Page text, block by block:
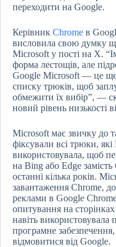
переходити на Google.
Керівник Chrome в
висловила свою думку
Microsoft у пості на X.
форма лестощів, але
Google Microsoft — це ще
списку трюків, щоб
обмежити їх вибір”, —
новий рівень низькості
Microsoft має звичку до
фіксували всі трюки,
використовувала, щоб
на Bing або Edge замість
останні кілька років.
завантаження Chrome,
реклами в Google
опитування на
навіть
програмне
відмовитися від Google.